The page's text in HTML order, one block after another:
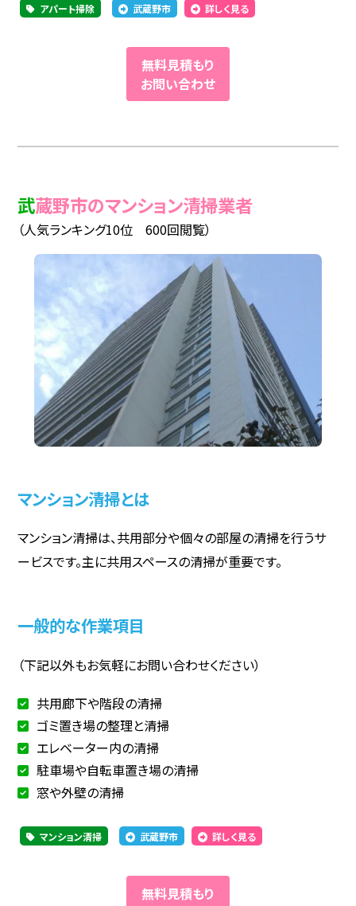
アパート掃除 武蔵野市 詳しく見る
無料見積もり
お問い合わせ
武蔵野市のマンション清掃業者
（人気ランキング10位 600回閲覧）
マンション清掃とは
マンション清掃は、共用部分や個々の部屋の清掃を行うサ
ービスです。主に共用スペースの清掃が重要です。
一般的な作業項目
（下記以外もお気軽にお問い合わせください）
共用廊下や階段の清掃
ゴミ置き場の整理と清掃
エレベーター内の清掃
駐車場や自転車置き場の清掃
窓や外壁の清掃
マンション清掃 武蔵野市 詳しく見る
無料見積もり